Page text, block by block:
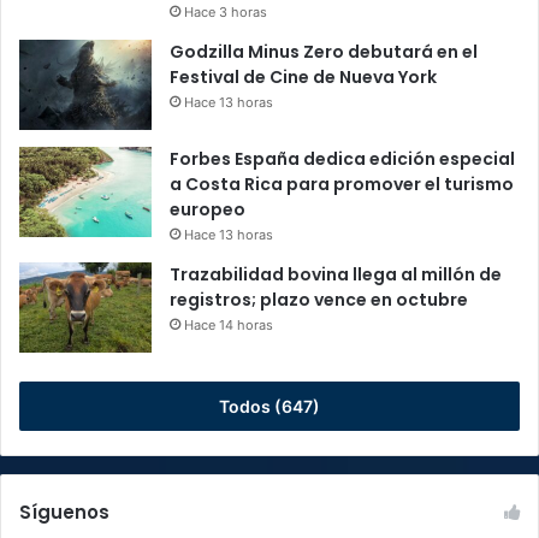
Hace 3 horas
Godzilla Minus Zero debutará en el
Festival de Cine de Nueva York
Hace 13 horas
Forbes España dedica edición especial
a Costa Rica para promover el turismo
europeo
Hace 13 horas
Trazabilidad bovina llega al millón de
registros; plazo vence en octubre
Hace 14 horas
Todos (647)
Síguenos